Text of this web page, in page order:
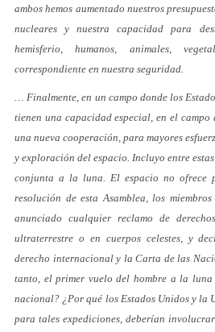
ambos hemos aumentado nuestros
nucleares y nuestra capacidad para
hemisferio, humanos, animales,
correspondiente en nuestra seguridad.
… Finalmente, en un campo donde los
tienen una capacidad especial, en el campo
una nueva cooperación, para mayores
y exploración del espacio. Incluyo entre
conjunta a la luna. El espacio no ofrece
resolución de esta Asamblea, los
anunciado cualquier reclamo de
ultraterrestre o en cuerpos celestes, y
derecho internacional y la Carta de las
tanto, el primer vuelo del hombre a la luna
nacional? ¿Por qué los Estados Unidos y la
para tales expediciones, deberían